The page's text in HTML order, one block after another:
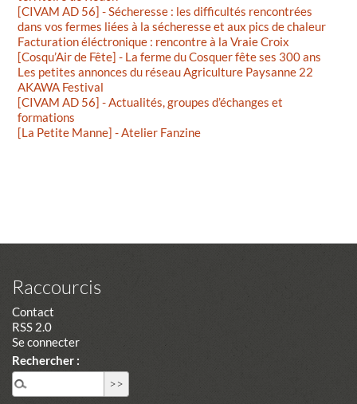
[CIVAM AD 56] - Sécheresse : les difficultés rencontrées
dans vos fermes liées à la sécheresse et aux pics de chaleur
Facturation éléctronique : rencontre à la Vraie Croix
[Cosqu’Air de Fête] - La ferme du Cosquer fête ses 300 ans
Les petites annonces du réseau Agriculture Paysanne 22
AKAWA Festival
[CIVAM AD 56] - Actualités, groupes d’échanges et
formations
[La Petite Manne] - Atelier Fanzine
Raccourcis
Contact
RSS 2.0
Se connecter
Rechercher :